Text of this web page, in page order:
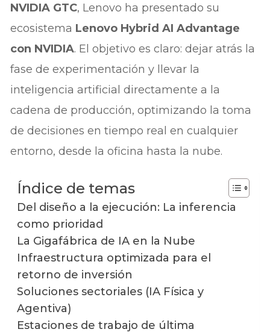
NVIDIA GTC, Lenovo ha presentado su
ecosistema Lenovo Hybrid AI Advantage
con NVIDIA. El objetivo es claro: dejar atrás la
fase de experimentación y llevar la
inteligencia artificial directamente a la
cadena de producción, optimizando la toma
de decisiones en tiempo real en cualquier
entorno, desde la oficina hasta la nube.
Índice de temas
Del diseño a la ejecución: La inferencia
como prioridad
La Gigafábrica de IA en la Nube
Infraestructura optimizada para el
retorno de inversión
Soluciones sectoriales (IA Física y
Agentiva)
Estaciones de trabajo de última